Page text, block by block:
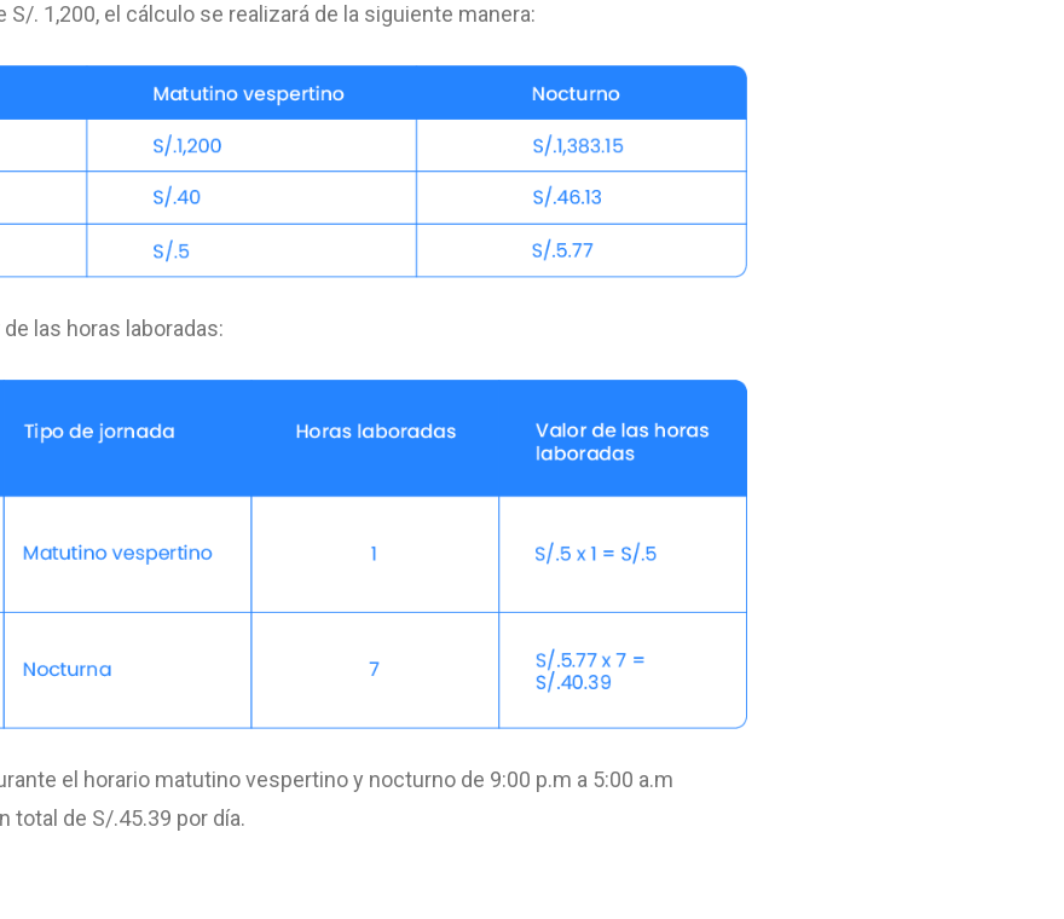
. 1,200, el cálculo se realizará de la siguiente manera:
las horas laboradas:
el horario matutino vespertino y nocturno de 9:00 p.m a 5:00 a.m
total de S/.45.39 por día.